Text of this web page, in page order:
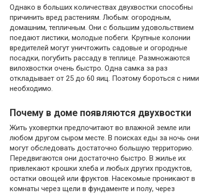
Однако в больших количествах двухвостки способны
причинить вред растениям. Любым: огородным,
домашним, тепличным. Они с большим удовольствием
поедают листики, молодые побеги. Крупные колонии
вредителей могут уничтожить садовые и огородные
посадки, погубить рассаду в теплице. Размножаются
вилохвостки очень быстро. Одна самка за раз
откладывает от 25 до 60 яиц. Поэтому бороться с ними
необходимо.
Почему в доме появляются двухвостки
Жить уховертки предпочитают во влажной земле или
любом другом сыром месте. В поисках еды за ночь они
могут обследовать достаточно большую территорию.
Передвигаются они достаточно быстро. В жилье их
привлекают крошки хлеба и любых других продуктов,
остатки овощей или фруктов. Насекомые проникают в
комнаты через щели в фундаменте и полу, через